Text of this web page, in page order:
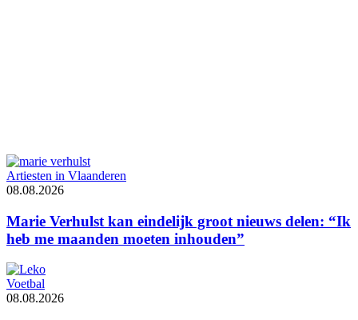
Artiesten in Vlaanderen
08.08.2026
Marie Verhulst kan eindelijk groot nieuws delen: “Ik
heb me maanden moeten inhouden”
Voetbal
08.08.2026